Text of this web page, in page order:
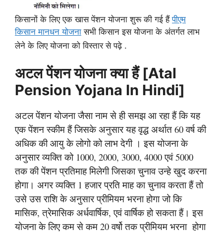
किसानों के लिए एक खास पेंशन योजना शुरू की गई हैंपीएम
किसान मानधन योजना सभी किसान इस योजना के अंतर्गत लाभ
लेने के लिए योजना को विस्तार से पढ़े .
अटल पेंशन योजना क्या हैं [Atal
Pension Yojana In Hindi]
अटल पेंशन योजना जैसा नाम से ही समझ आ रहा हैं कि यह
एक पेंशन स्कीम हैं जिसके अनुसार यह वृद्ध अर्थात 60 वर्ष की
अधिक की आयु के लोगो को लाभ देगी । इस योजना के
अनुसार व्यक्ति को 1000, 2000, 3000, 4000 एवं 5000
तक की पेंशन प्रतिमाह मिलेगी जिसका चुनाव उन्हे खुद करना
होगा। अगर व्यक्ति 1 हजार प्रति माह का चुनाव करता हैं तो
उसे उस राशि के अनुसार प्रीमियम भरना होगा जो कि
मासिक, त्रेमासिक अर्धवार्षिक, एवं वार्षिक हो सकता हैं। इस
योजना के लिए कम से कम 20 वर्षो तक प्रीमियम भरना होगा